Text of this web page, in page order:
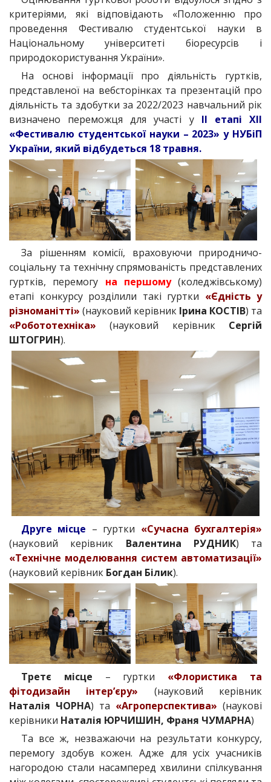
критеріями, які відповідають «Положенню про
проведення Фестивалю студентської науки в
Національному університеті біоресурсів і
природокористування України».
На основі інформації про діяльність гуртків,
представленої на вебсторінках та презентацій про
діяльність та здобутки за 2022/2023 навчальний рік
визначено переможця для участі уІІ етапі ХІІ
«Фестивалю студентської науки – 2023» у НУБіП
України, який відбудеться 18 травня.
За рішенням комісії, враховуючи природничо-
соціальну та технічну спрямованість представлених
гуртків, перемогу на першому(коледжівському)
етапі конкурсу розділили такі гуртки «Єдність у
різноманітті» (науковий керівник Ірина КОСТІВ) та
«Робототехніка» (науковий керівник Сергій
ШТОГРИН).
Друге місце – гуртки «Сучасна бухгалтерія»
(науковий керівник Валентина РУДНИК) та
«Технічне моделювання систем автоматизації»
(науковий керівник Богдан Білик).
Третє місце – гуртки «Флористика та
фітодизайн інтер’єру» (науковий керівник
Наталія ЧОРНА) та «Агроперспектива» (наукові
керівники Наталія ЮРЧИШИН, Франя ЧУМАРНА)
Та все ж, незважаючи на результати конкурсу,
перемогу здобув кожен. Адже для усіх учасників
нагородою стали насамперед хвилини спілкування